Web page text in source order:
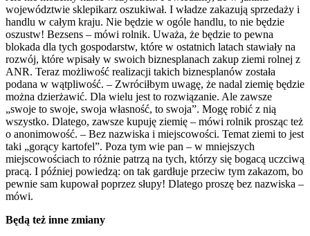
województwie sklepikarz oszukiwał. I władze zakazują sprzedaży i
handlu w całym kraju. Nie będzie w ogóle handlu, to nie będzie
oszustw! Bezsens – mówi rolnik. Uważa, że będzie to pewna
blokada dla tych gospodarstw, które w ostatnich latach stawiały na
rozwój, które wpisały w swoich biznesplanach zakup ziemi rolnej z
ANR. Teraz możliwość realizacji takich biznesplanów została
podana w wątpliwość. – Zwróciłbym uwagę, że nadal ziemię będzie
można dzierżawić. Dla wielu jest to rozwiązanie. Ale zawsze
„swoje to swoje, swoja własność, to swoja”. Mogę robić z nią
wszystko. Dlatego, zawsze kupuję ziemię – mówi rolnik prosząc też
o anonimowość. – Bez nazwiska i miejscowości. Temat ziemi to jest
taki „gorący kartofel”. Poza tym wie pan – w mniejszych
miejscowościach to różnie patrzą na tych, którzy się bogacą uczciwą
pracą. I później powiedzą: on tak gardłuje przeciw tym zakazom, bo
pewnie sam kupował poprzez słupy! Dlatego proszę bez nazwiska –
mówi.
Będą też inne zmiany